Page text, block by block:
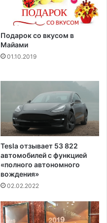
Подарок со вкусом в
Майами
01.10.2019
Tesla отзывает 53 822
автомобилей с функцией
«полного автономного
вождения»
02.02.2022